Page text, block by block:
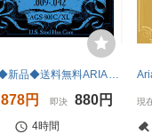
即決◆新品◆送料無料ARIA AGS-800C/XL×1(09-42エレキ /メール便
878円 即決 880円
4時間
現